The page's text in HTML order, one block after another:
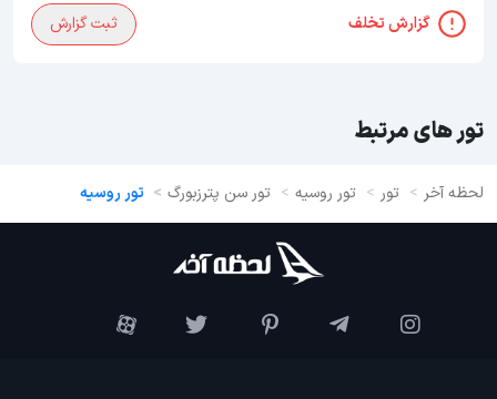
گزارش تخلف ثبت گزارش
تور های مرتبط
لحظه آخر تور تور روسیه تور سن پترزبورگ تور روسیه